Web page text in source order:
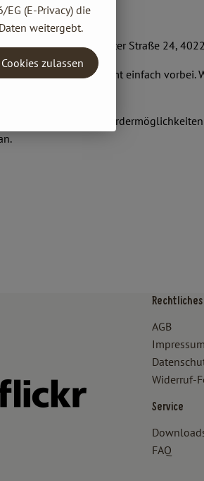
10.04.24
Uhr
(JFE), Velberter Straße 24,
für Euch? Dann kommt einfach vorbei.
doch Eure Kitas nach
zu https://www.bioland.de/verbraucher
Link zu https://www.oekokiste.de/
zu https://www.facebook.com/
Link zu https://www.instagram.com/
Link zu https://Externer Link zu
Rechtliches
AGB
Impressum
Widerruf-
Service
FAQ
(E-Privacy) die
weitergebt.
zulassen